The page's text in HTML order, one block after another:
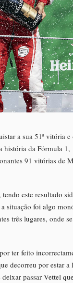
a sua 51ª vitória e
história da Fórmula 1,
91 vitórias de
este resultado
situação foi algo
três lugares, onde se
ter feito
decorreu por estar a
passar Vettel